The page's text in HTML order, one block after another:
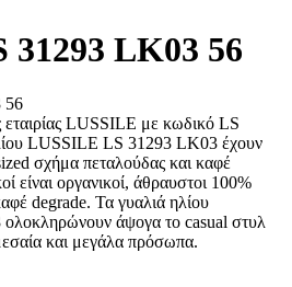
LK03 56
56
εταιρίας LUSSILE με κωδικό LS
LUSSILE LS 31293 LK03 έχουν
σχήμα πεταλούδας και καφέ
είναι οργανικοί, άθραυστοι 100%
degrade. Τα γυαλιά ηλίου
άψογα το casual στυλ
και μεγάλα πρόσωπα.